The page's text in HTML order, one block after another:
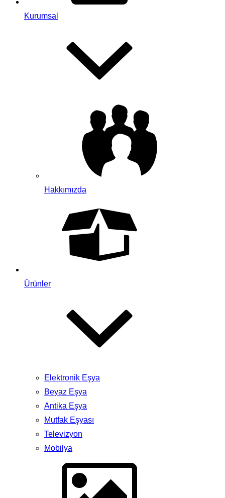
Kurumsal
Hakkımızda
Ürünler
Elektronik Eşya
Beyaz Eşya
Antika Eşya
Mutfak Eşyası
Televizyon
Mobilya